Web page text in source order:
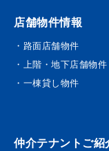
店舗物件情報
・路面店舗物件
・上階・地下店舗物件
・一棟貸し物件
仲介テナントご紹